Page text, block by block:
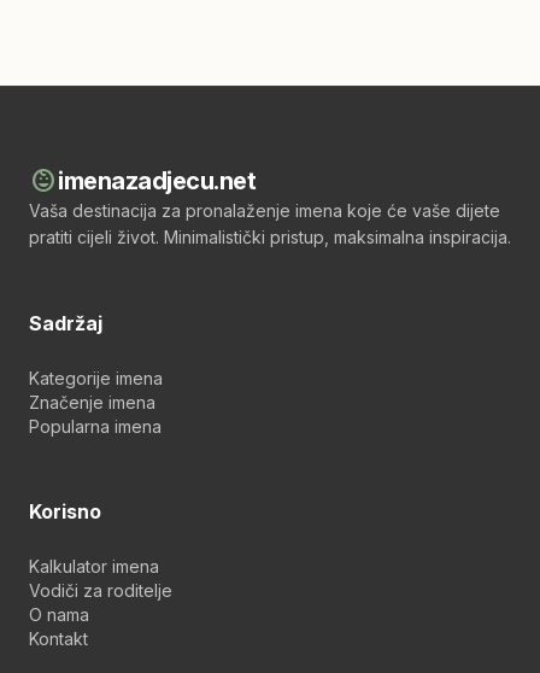
child_careimenazadjecu.net
Vaša destinacija za pronalaženje imena koje će vaše dijete
pratiti cijeli život. Minimalistički pristup, maksimalna inspiracija.
Sadržaj
Kategorije imena
Značenje imena
Popularna imena
Korisno
Kalkulator imena
Vodiči za roditelje
O nama
Kontakt